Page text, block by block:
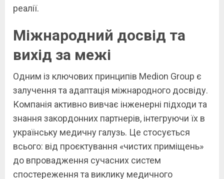
реалії.
Міжнародний досвід та
вихід за межі
Одним із ключових принципів Medion Group є
залучення та адаптація міжнародного досвіду.
Компанія активно вивчає інженерні підходи та
знання закордонних партнерів, інтегруючи їх в
українську медичну галузь. Це стосується
всього: від проєктування «чистих приміщень»
до впровадження сучасних систем
спостереження та виклику медичного